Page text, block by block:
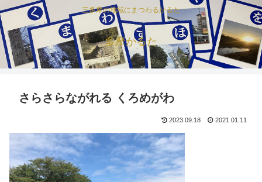
三多摩の地域にまつわるかるた
多摩かるた
さらさらながれる くろめがわ
2023.09.18 2021.01.11